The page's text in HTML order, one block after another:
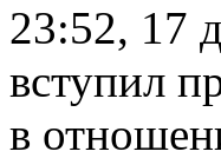
23:52, 17
вступил
в